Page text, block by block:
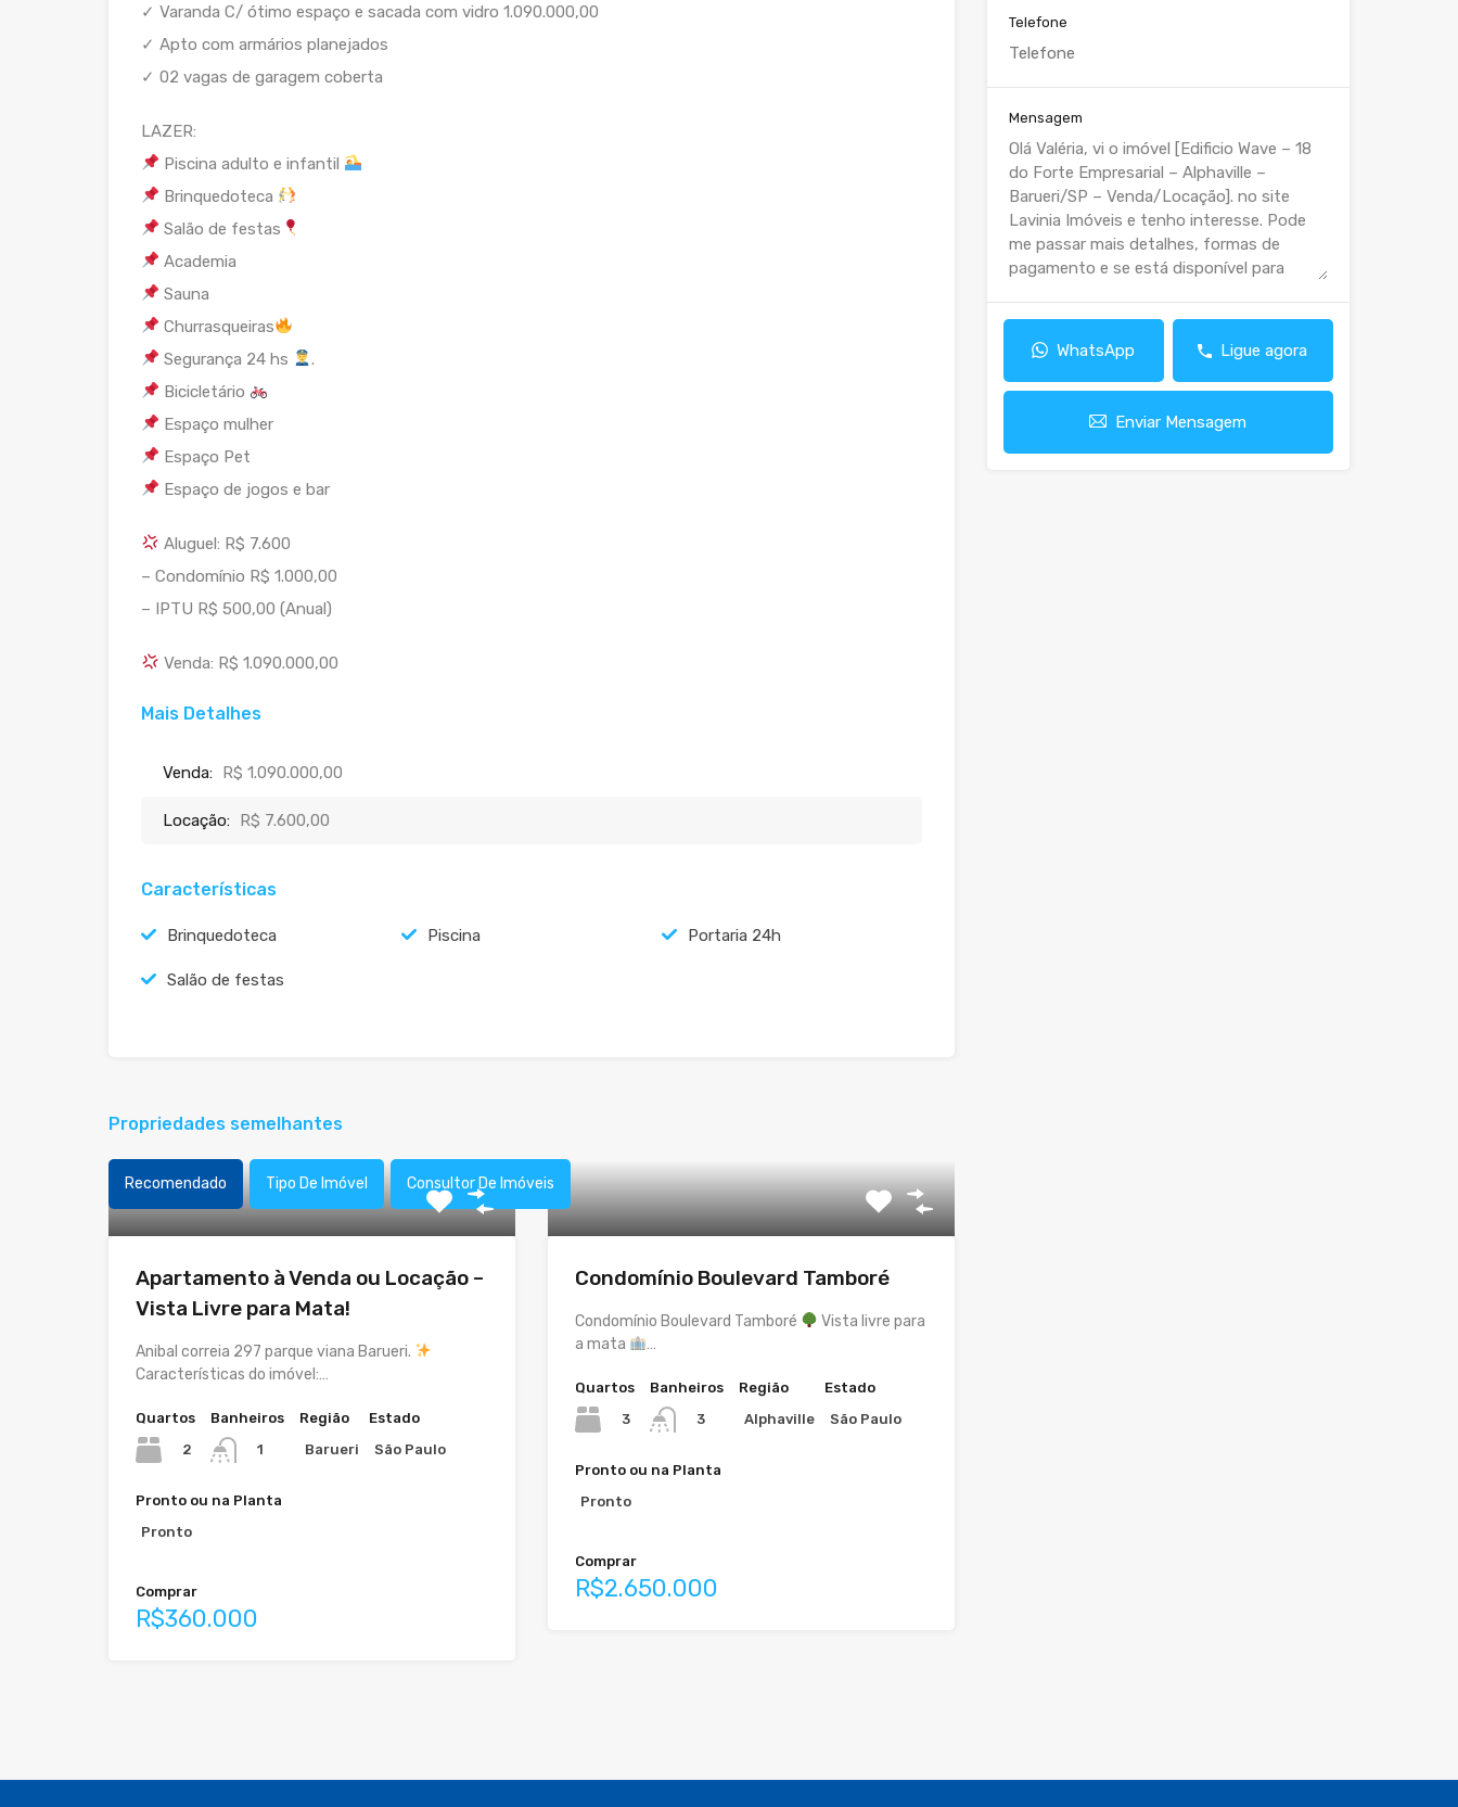
✓ Varanda C/ ótimo espaço e sacada com vidro 1.090.000,00
✓ Apto com armários planejados
✓ 02 vagas de garagem coberta
LAZER:
Piscina adulto e infantil
Brinquedoteca
Salão de festas
Academia
Sauna
Churrasqueiras
Segurança 24 hs
.
Bicicletário
Espaço mulher
Espaço Pet
Espaço de jogos e bar
Aluguel: R$ 7.600
– Condomínio R$ 1.000,00
– ⁠IPTU R$ 500,00 (Anual)
Venda: R$ 1.090.000,00
Mais Detalhes
Venda: R$ 1.090.000,00
Locação: R$ 7.600,00
Características
Brinquedoteca Piscina Portaria 24h
Salão de festas
Propriedades semelhantes
Recomendado Tipo De Imóvel Consultor De Imóveis
Apartamento à Venda ou Locação –
Vista Livre para Mata!
Anibal correia 297 parque viana Barueri.
Características do imóvel:…
Quartos
2
Banheiros
1
Região
Barueri
Estado
São Paulo
Pronto ou na Planta
Pronto
Comprar
R$360.000
Condomínio Boulevard Tamboré
Condomínio Boulevard Tamboré
Vista livre para
a mata
…
Quartos
3
Banheiros
3
Região
Alphaville
Estado
São Paulo
Pronto ou na Planta
Pronto
Comprar
R$2.650.000
Telefone
Mensagem
WhatsApp Ligue agora
Enviar Mensagem